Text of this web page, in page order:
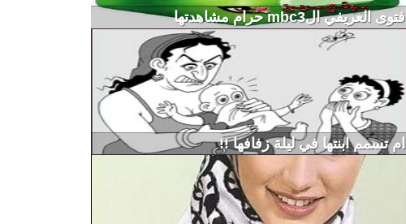
فتوى العريفي الmbc3 حرام مشاهدتها
ام تسمم ابنتها في ليلة زفافها !!